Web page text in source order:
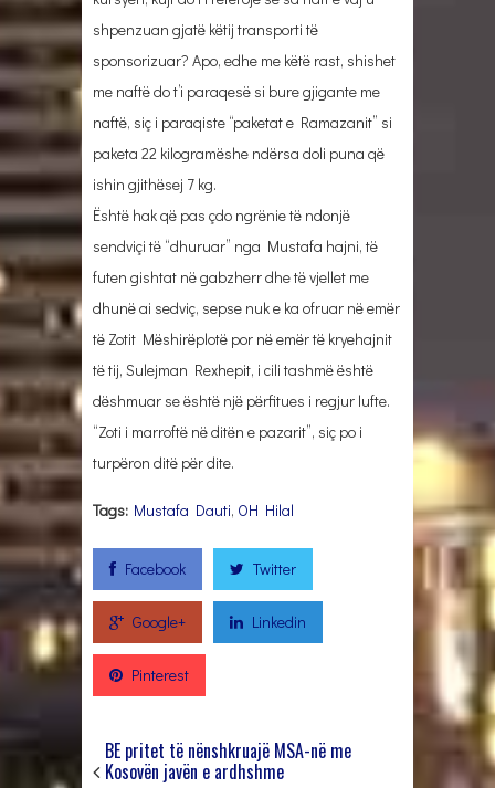
shpenzuan gjatë këtij transporti të
sponsorizuar? Apo, edhe me këtë rast, shishet
me naftë do t’i paraqesë si bure gjigante me
naftë, siç i paraqiste “paketat e Ramazanit” si
paketa 22 kilogramëshe ndërsa doli puna që
ishin gjithësej 7 kg.
Është hak që pas çdo ngrënie të ndonjë
sendviçi të “dhuruar” nga Mustafa hajni, të
futen gishtat në gabzherr dhe të vjellet me
dhunë ai sedviç, sepse nuk e ka ofruar në emër
të Zotit Mëshirëplotë por në emër të kryehajnit
të tij, Sulejman Rexhepit, i cili tashmë është
dëshmuar se është një përfitues i regjur lufte.
“Zoti i marroftë në ditën e pazarit”, siç po i
turpëron ditë për dite.
Tags: Mustafa Dauti, OH Hilal
Facebook Twitter
Google+ Linkedin
Pinterest
BE pritet të nënshkruajë MSA-në me
Kosovën javën e ardhshme